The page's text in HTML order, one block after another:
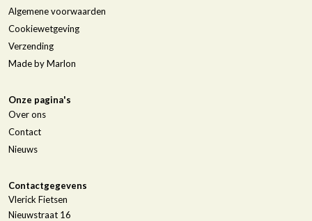
Algemene voorwaarden
Cookiewetgeving
Verzending
Made by Marlon
Onze pagina's
Over ons
Contact
Nieuws
Contactgegevens
Vlerick Fietsen
Nieuwstraat 16